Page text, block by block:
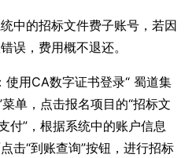
中的招标文件费子账号，若因
误，费用概不退还。
用CA数字证书登录“ 蜀道集
单，点击报名项目的“招标文
付”，根据系统中的账户信息
击“到账查询”按钮，进行招标